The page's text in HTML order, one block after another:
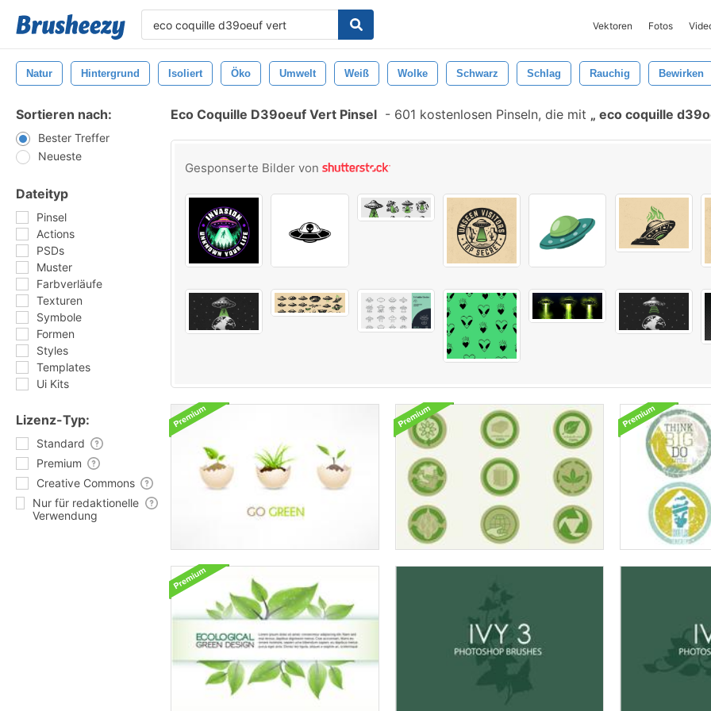
Vektoren Fotos
Natur Hintergrund Isoliert Öko Umwelt Weiß Wolke Schwarz Schlag Rauchig Bewirken
Sortieren nach:
Bester Treffer
Neueste
Dateityp
Pinsel
Actions
PSDs
Muster
Farbverläufe
Texturen
Symbole
Formen
Styles
Templates
Ui Kits
Lizenz-Typ:
Standard
Premium
Creative Commons
Nur für redaktionelle
Verwendung
Eco Coquille D39oeuf Vert Pinsel - 601 kostenlosen Pinseln, die mit eco coquille
Gesponserte Bilder von